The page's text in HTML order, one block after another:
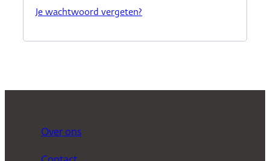
Je wachtwoord vergeten?
Over ons